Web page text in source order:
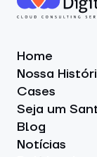
Home
Nossa
Cases
Seja um
Blog
Notícias